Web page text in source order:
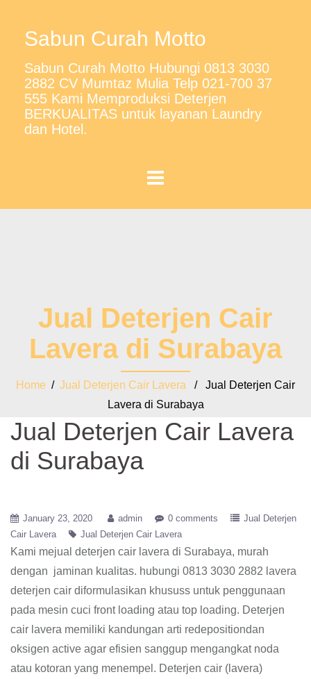
Sabun Curah Motto
Sabun Curah Motto Hubungi 0813 3030
2882 CV Mumtaz Mulia Telp 021-700 37
555 Kami Memproduksi Deterjen
BERKUALITAS untuk layanan Laundry
dan Hotel.
Jual Deterjen Cair
Lavera di Surabaya
Home / Jual Deterjen Cair Lavera / Jual Deterjen Cair
Lavera di Surabaya
Jual Deterjen Cair Lavera
di Surabaya
January 23, 2020 admin 0 comments
Jual Deterjen
Cair Lavera
Jual Deterjen Cair Lavera
Kami mejual deterjen cair lavera di Surabaya, murah
dengan jaminan kualitas. hubungi 0813 3030 2882 lavera
deterjen cair diformulasikan khususs untuk penggunaan
pada mesin cuci front loading atau top loading. Deterjen
cair lavera memiliki kandungan arti redepositiondan
oksigen active agar efisien sanggup mengangkat noda
atau kotoran yang menempel. Deterjen cair (lavera)